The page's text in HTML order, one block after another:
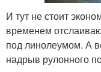
И тут не стоит
временем
под линолеумом. А
надрыв рулонного